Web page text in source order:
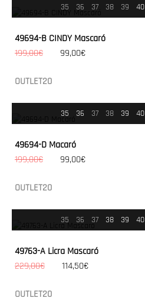
35 36 37 38 39 40
49694-B CINDY Mascaró
199,00€
99,00€
OUTLET20
35 36 37 38 39 40
49694-D Macaró
199,00€
99,00€
OUTLET20
35 36 37 38 39 40
49763-A Licra Mascaró
229,00€
114,50€
OUTLET20